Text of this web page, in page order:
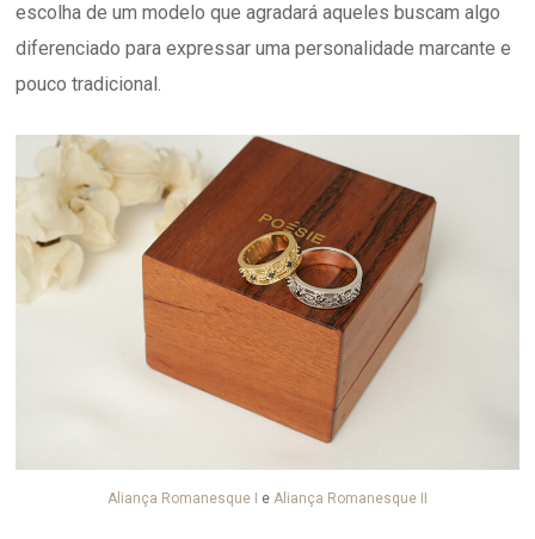
escolha de um modelo que agradará aqueles buscam algo
diferenciado para expressar uma personalidade marcante e
pouco tradicional.
Aliança Romanesque I e Aliança Romanesque II